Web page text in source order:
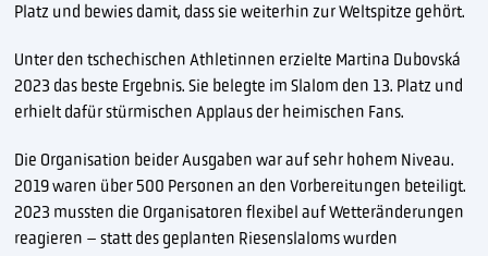
Platz und bewies damit, dass sie weiterhin zur Weltspitze gehört.
Unter den tschechischen Athletinnen erzielte Martina Dubovská
2023 das beste Ergebnis. Sie belegte im Slalom den 13. Platz und
erhielt dafür stürmischen Applaus der heimischen Fans.
Die Organisation beider Ausgaben war auf sehr hohem Niveau.
2019 waren über 500 Personen an den Vorbereitungen beteiligt.
2023 mussten die Organisatoren flexibel auf Wetteränderungen
reagieren – statt des geplanten Riesenslaloms wurden